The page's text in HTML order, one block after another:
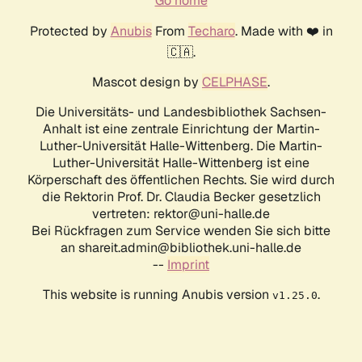
Protected by AnubisFrom Techaro. Made with ❤️ in
🇨🇦.
Mascot design by CELPHASE.
Die Universitäts- und Landesbibliothek Sachsen-
Anhalt ist eine zentrale Einrichtung der Martin-
Luther-Universität Halle-Wittenberg. Die Martin-
Luther-Universität Halle-Wittenberg ist eine
Körperschaft des öffentlichen Rechts. Sie wird durch
die Rektorin Prof. Dr. Claudia Becker gesetzlich
vertreten: rektor@uni-halle.de
Bei Rückfragen zum Service wenden Sie sich bitte
an shareit.admin@bibliothek.uni-halle.de
-- Imprint
This website is running Anubis version v1.25.0.